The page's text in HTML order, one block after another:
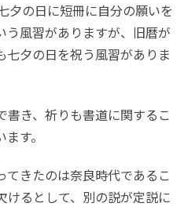
夕の日に短冊に自分の願いを
う風習がありますが、旧暦が
夕の日を祝う風習がありま
書き、祈りも書道に関するこ
す。
てきたのは奈良時代であるこ
けるとして、別の説が定説に